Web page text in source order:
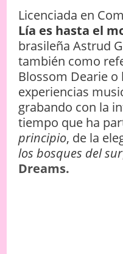
Licenciada en
Lía es hasta el
brasileña Astrud
también como
Blossom Dearie o
experiencias
grabando con la
tiempo que ha
principio, de la
los bosques del sur
Dreams.